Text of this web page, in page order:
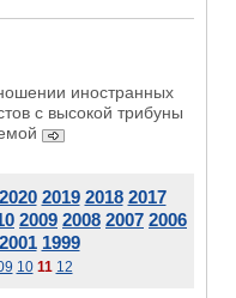
иностранных
с высокой трибуны
2020 2019 2018 2017
2009 2008 2007 2006
2001 1999
10 11 12